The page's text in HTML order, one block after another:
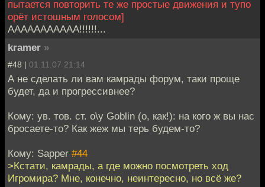
пытается повторить те же простые движения и тупо
орёт истошным голосом]
ААААААААААА!!!!!!...
kramer »
#48 | 01.11.07 21:14
А не сделать ли вам камрады форум, таки проще
будет, да и прогрессивнее?
Кому: ув. тов. ст. о\у Goblin (о, как!): на кого ж вы нас
бросаете-то? Как жеж мы терь будем-то?
Кому: Sapper #44
>Кстати, камрады, а где можно посмотреть ход
Игромира? Мне, конечно, неинтересно, но всё же?